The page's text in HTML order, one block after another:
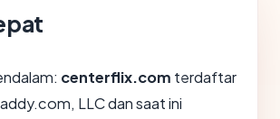
centerflix.com terdaftar
LLC dan saat ini